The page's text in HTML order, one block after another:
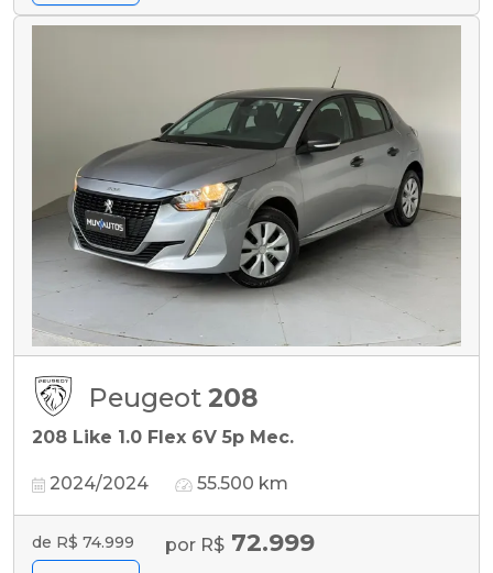
Peugeot 208
208 Like 1.0 Flex 6V 5p Mec.
2024/2024 55.500 km
de R$ 74.999 por R$ 72.999